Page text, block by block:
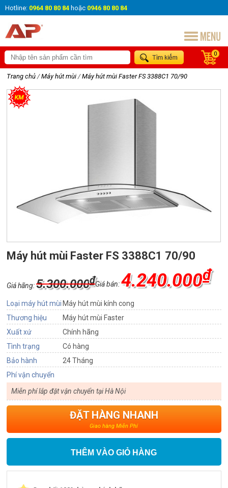
Hotline: 0964 80 80 84 hoặc 0946 80 80 84
0
Trang chủ / Máy hút mùi / Máy hút mùi Faster FS 3388C1 70/90
Máy hút mùi Faster FS 3388C1 70/90
Giá bán:4.240.000₫
Giá hãng:5.300.000₫
Loại máy hút mùi Máy hút mùi kính cong
Thương hiệu
Máy hút mùi Faster
Xuất xứ
Chính hãng
Tình trạng
Có hàng
Bảo hành
24 Tháng
Phí vận chuyển
Miễn phí lắp đặt vận chuyển tại Hà Nội
ĐẶT HÀNG NHANH
Giao hàng Miễn Phí
THÊM VÀO GIỎ HÀNG